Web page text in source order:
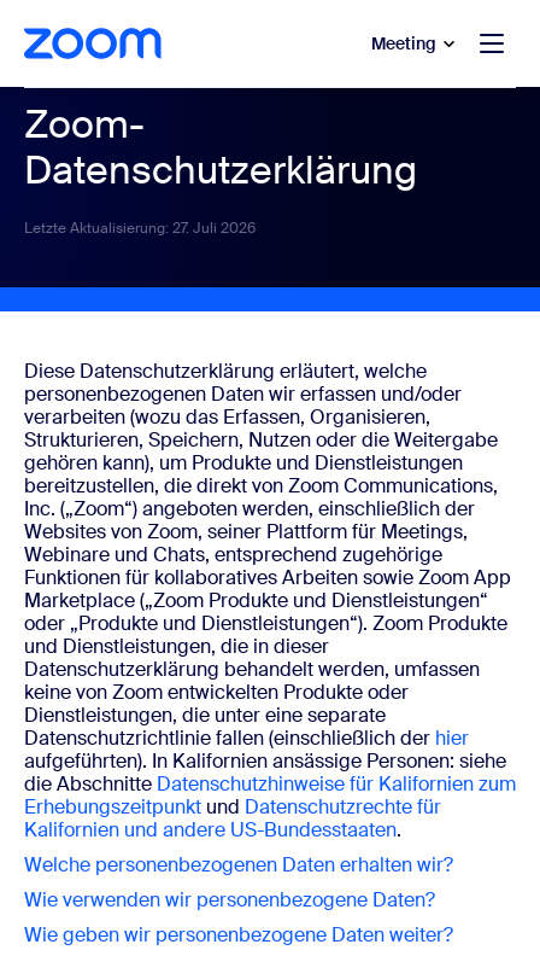
wechseln
Chat wechseln Meeting
Zoom-
Datenschutzerklärung
Letzte Aktualisierung: 27. Juli 2026
Diese Datenschutzerklärung erläutert, welche
personenbezogenen Daten wir erfassen und/oder
verarbeiten (wozu das Erfassen, Organisieren,
Strukturieren, Speichern, Nutzen oder die Weitergabe
gehören kann), um Produkte und Dienstleistungen
bereitzustellen, die direkt von Zoom Communications,
Inc. („Zoom“) angeboten werden, einschließlich der
Websites von Zoom, seiner Plattform für Meetings,
Webinare und Chats, entsprechend zugehörige
Funktionen für kollaboratives Arbeiten sowie Zoom App
Marketplace („Zoom Produkte und Dienstleistungen“
oder „Produkte und Dienstleistungen“). Zoom Produkte
und Dienstleistungen, die in dieser
Datenschutzerklärung behandelt werden, umfassen
keine von Zoom entwickelten Produkte oder
Dienstleistungen, die unter eine separate
Datenschutzrichtlinie fallen (einschließlich der hier
aufgeführten). In Kalifornien ansässige Personen: siehe
die Abschnitte Datenschutzhinweise für Kalifornien zum
Erhebungszeitpunkt und Datenschutzrechte für
Kalifornien und andere US-Bundesstaaten.
Welche personenbezogenen Daten erhalten wir?
Wie verwenden wir personenbezogene Daten?
Wie geben wir personenbezogene Daten weiter?